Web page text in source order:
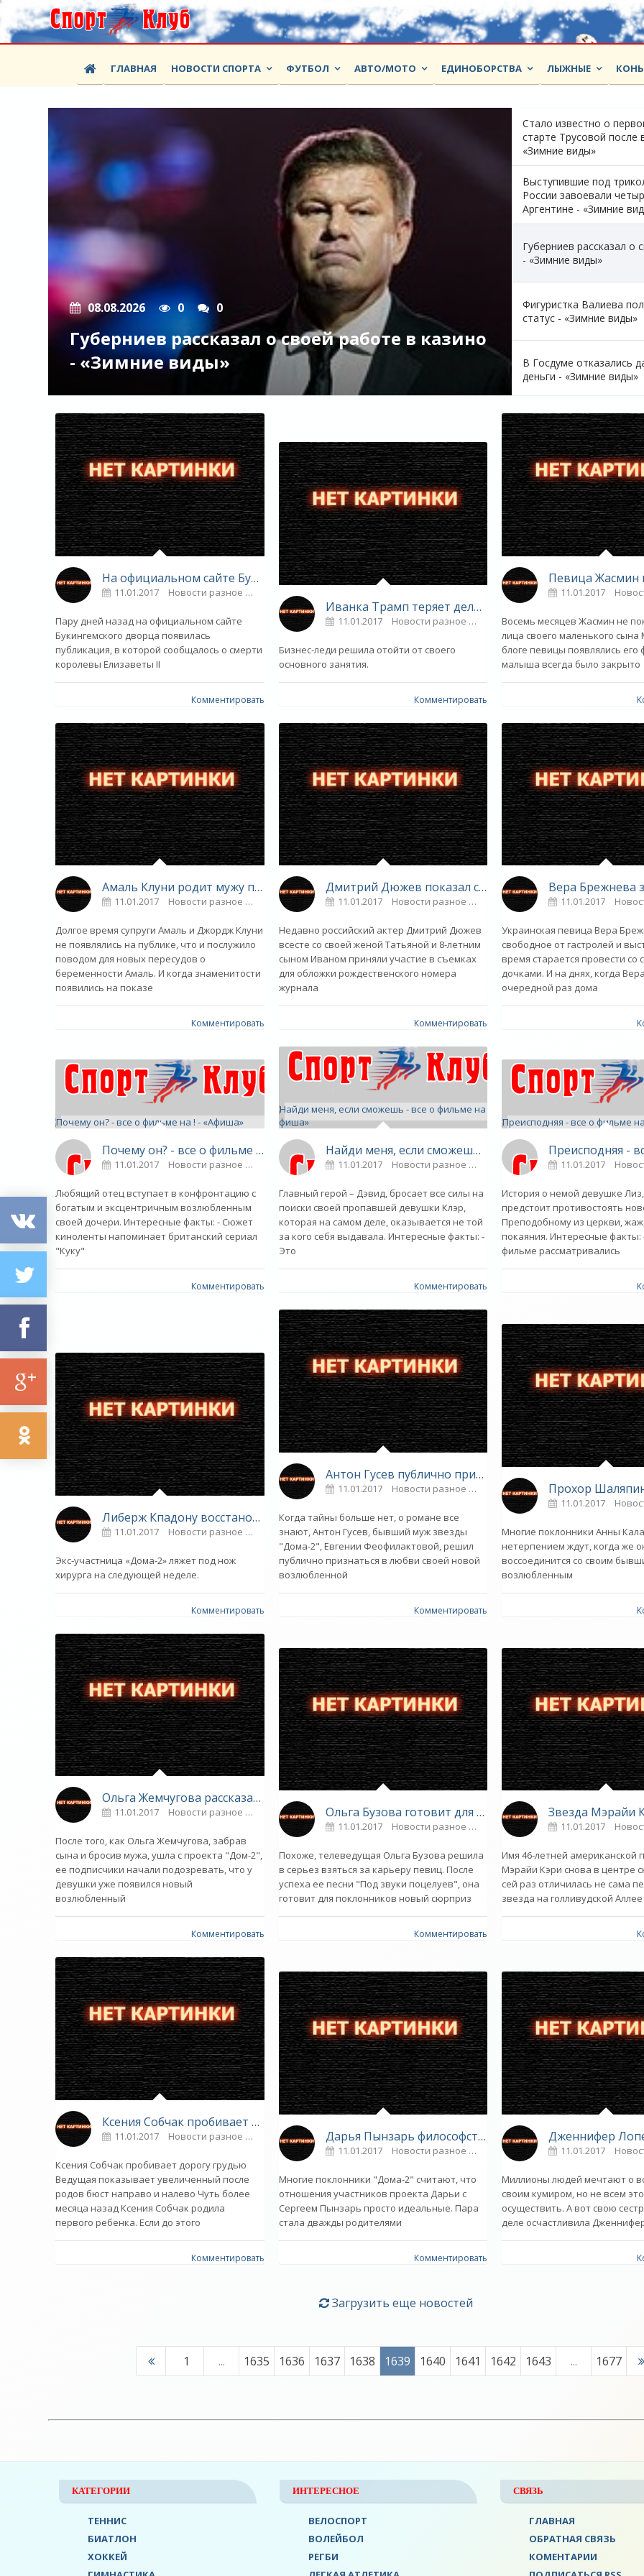
ГЛАВНАЯ НОВОСТИ СПОРТА ФУТБОЛ АВТО/МОТО ЕДИНОБОРСТВА ЛЫЖНЫЕ
Стало известно о
старте Трусовой после
«Зимние виды»
Выступившие под
России завоевали
Аргентине - «Зимние
08.08.2026 0 0
Губерниев рассказал о своей работе в казино
- «Зимние виды»
Губерниев рассказал о
- «Зимние виды»
Фигуристка Валиева
статус - «Зимние виды»
В Госдуме отказались
деньги - «Зимние виды»
На официальном сайте Букингемского дворца появилась новость о смерти королевы Елизаветы II - «Новости шоу-бизнеса»
11.01.2017 Новости разное
Пару дней назад на официальном сайте
Букингемского дворца появилась
публикация, в которой сообщалось о смерти
королевы Елизаветы II
Комментировать
Иванка Трамп теряет деловую хватку - «Новости»
11.01.2017 Новости разное
Бизнес-леди решила отойти от своего
основного занятия.
Комментировать
11.01.2017
Восемь месяцев Жасмин не
лица своего маленького сына
блоге певицы появлялись его
малыша всегда было закрыто
Амаль Клуни родит мужу первенца - «Звездные дети»
11.01.2017 Новости разное
Долгое время супруги Амаль и Джордж Клуни
не появлялись на публике, что и послужило
поводом для новых пересудов о
беременности Амаль. И когда знаменитости
появились на показе
Комментировать
Дмитрий Дюжев показал старшего сына Ивана - «Звездные дети»
11.01.2017 Новости разное
Недавно российский актер Дмитрий Дюжев
всесте со своей женой Татьяной и 8-летним
сыном Иваном приняли участие в съемках
для обложки рождественского номера
журнала
Комментировать
11.01.2017
Украинская певица Вера
свободное от гастролей и
время старается провести со
дочками. И на днях, когда
очередной раз дома
Почему он? - все о фильме на ! - «Афиша»
11.01.2017 Новости разное
Любящий отец вступает в конфронтацию с
богатым и эксцентричным возлюбленным
своей дочери. Интересные факты: - Сюжет
киноленты напоминает британский сериал
"Куку"
Комментировать
Найди меня, если сможешь - все о фильме на ! - «Афиша»
11.01.2017 Новости разное
Главный герой – Дэвид, бросает все силы на
поиски своей пропавшей девушки Клэр,
которая на самом деле, оказывается не той
за кого себя выдавала. Интересные факты: -
Это
Комментировать
11.01.2017
История о немой девушке
предстоит противостоять
Преподобному из церкви,
покаяния. Интересные факты:
фильме рассматривались
Либерж Кпадону восстановит девственность на полтора года - «Новости»
11.01.2017 Новости разное
Экс-участница «Дома-2» ляжет под нож
хирурга на следующей неделе.
Комментировать
Антон Гусев публично признался в любви Виктории Романец - «Звездные пары»
11.01.2017 Новости разное
Когда тайны больше нет, о романе все
знают, Антон Гусев, бывший муж звезды
"Дома-2", Евгении Феофилактовой, решил
публично признаться в любви своей новой
возлюбленной
Комментировать
11.01.2017
Многие поклонники Анны
нетерпением ждут, когда же
воссоединится со своим
возлюбленным
Ольга Жемчугова рассказала о своем новом возлюбленном - «Звездные пары»
11.01.2017 Новости разное
После того, как Ольга Жемчугова, забрав
сына и бросив мужа, ушла с проекта "Дом-2",
ее подписчики начали подозревать, что у
девушки уже появился новый
возлюбленный
Комментировать
Ольга Бузова готовит для поклонников музыкальный сюрприз - «Новости музыки»
11.01.2017 Новости разное
Похоже, телеведущая Ольга Бузова решила
в серьез взяться за карьеру певиц. После
успеха ее песни "Под звуки поцелуев", она
готовит для поклонников новый сюрприз
Комментировать
11.01.2017
Имя 46-летней американской
Мэрайи Кэри снова в центре
сей раз отличилась не сама
звезда на голливудской
Ксения Собчак пробивает дорогу грудью - «Новости»
11.01.2017 Новости разное
Ксения Собчак пробивает дорогу грудью
Ведущая показывает увеличенный после
родов бюст направо и налево Чуть более
месяца назад Ксения Собчак родила
первого ребенка. Если до этого
Комментировать
Дарья Пынзарь философствует на отдыхе - «Новости шоу-бизнеса»
11.01.2017 Новости разное
Многие поклонники "Дома-2" считают, что
отношения участников проекта Дарьи с
Сергеем Пынзарь просто идеальные. Пара
стала дважды родителями
Комментировать
11.01.2017
Миллионы людей мечтают о
своим кумиром, но не всем
осуществить. А вот свою
деле осчастливила
Загрузить еще новостей
1 ... 1635 1636 1637 1638 1639 1640 1641 1642 1643 ... 1677
КАТЕГОРИИ
ТЕННИС
БИАТЛОН
ХОККЕЙ
ИНТЕРЕСНОЕ
ВЕЛОСПОРТ
ВОЛЕЙБОЛ
РЕГБИ
СВЯЗЬ
ГЛАВНАЯ
ОБРАТНАЯ СВЯЗЬ
КОМЕНТАРИИ